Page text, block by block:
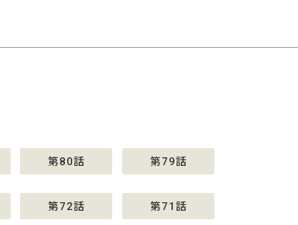
第80話 第79話
第72話 第71話